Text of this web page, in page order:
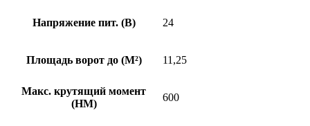
Напряжение пит. (B) 24
Площадь ворот до (М²) 11,25
Макс. крутящий момент
(НМ)
600